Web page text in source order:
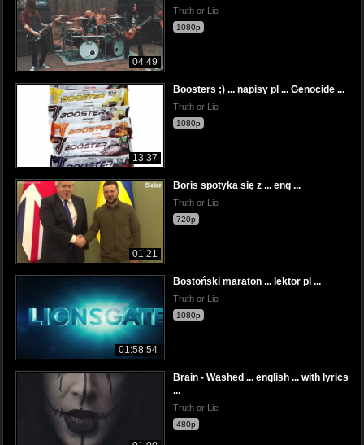
04:49
Truth or Lie
1080p
13:37
Boosters ;) ... napisy pl ... Genocide ...
Truth or Lie
1080p
01:21
Boris spotyka się z ... eng ...
Truth or Lie
720p
01:58:54
Bostoński maraton ... lektor pl ...
Truth or Lie
1080p
Brain - Washed ... english ... with lyrics
...
Truth or Lie
480p